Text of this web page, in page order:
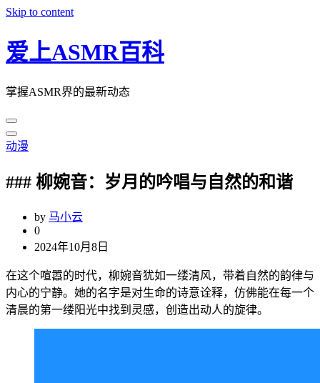
Skip to content
爱上ASMR百科
掌握ASMR界的最新动态
动漫
### 柳婉音：岁月的吟唱与自然的和谐
by 马小云
0
2024年10月8日
在这个喧嚣的时代，柳婉音犹如一缕清风，带着自然的韵律与
内心的宁静。她的名字是对生命的诗意诠释，仿佛能在每一个
清晨的第一缕阳光中找到灵感，创造出动人的旋律。